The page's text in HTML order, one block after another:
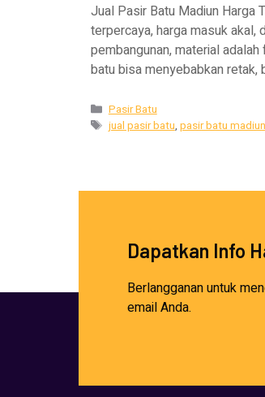
Jual Pasir Batu Madiun Harga
terpercaya, harga masuk akal,
pembangunan, material
batu bisa menyebabkan retak,
Pasir Batu
jual pasir batu, pasir batu madiun
Dapatkan Info
Berlangganan untuk
email Anda.